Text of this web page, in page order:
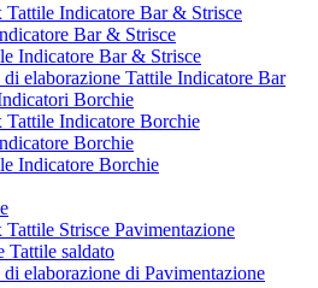
Indicatore Bar & Strisce
Bar & Strisce
Indicatore Bar & Strisce
elaborazione Tattile Indicatore Bar
Borchie
Indicatore Borchie
Borchie
Indicatore Borchie
Strisce Pavimentazione
Tattile saldato
elaborazione di Pavimentazione